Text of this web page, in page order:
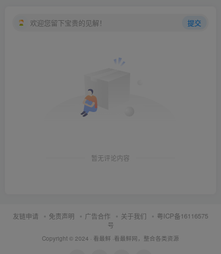
欢迎您留下宝贵的见解！ 提交
暂无评论内容
友链申请 免责声明 广告合作 关于我们
粤ICP备16116575
号
Copyright © 2024 · 看最鲜 ·看最鲜网，整合各类资源